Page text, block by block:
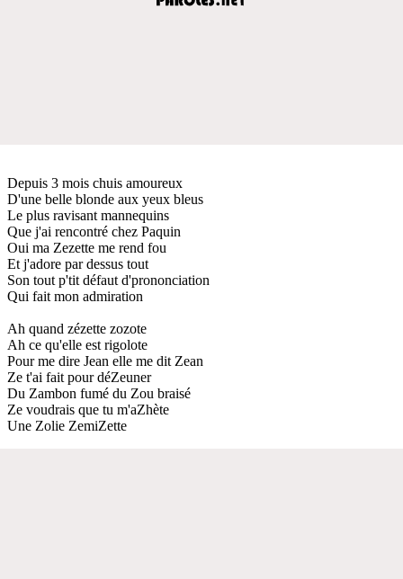
Depuis 3 mois chuis amoureux
D'une belle blonde aux yeux bleus
Le plus ravisant mannequins
Que j'ai rencontré chez Paquin
Oui ma Zezette me rend fou
Et j'adore par dessus tout
Son tout p'tit défaut d'prononciation
Qui fait mon admiration
Ah quand zézette zozote
Ah ce qu'elle est rigolote
Pour me dire Jean elle me dit Zean
Ze t'ai fait pour déZeuner
Du Zambon fumé du Zou braisé
Ze voudrais que tu m'aZhète
Une Zolie ZemiZette